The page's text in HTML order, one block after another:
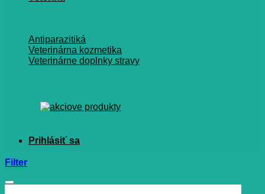
Antiparazitiká
Veterinárna kozmetika
Veterinárne doplnky stravy
Filter